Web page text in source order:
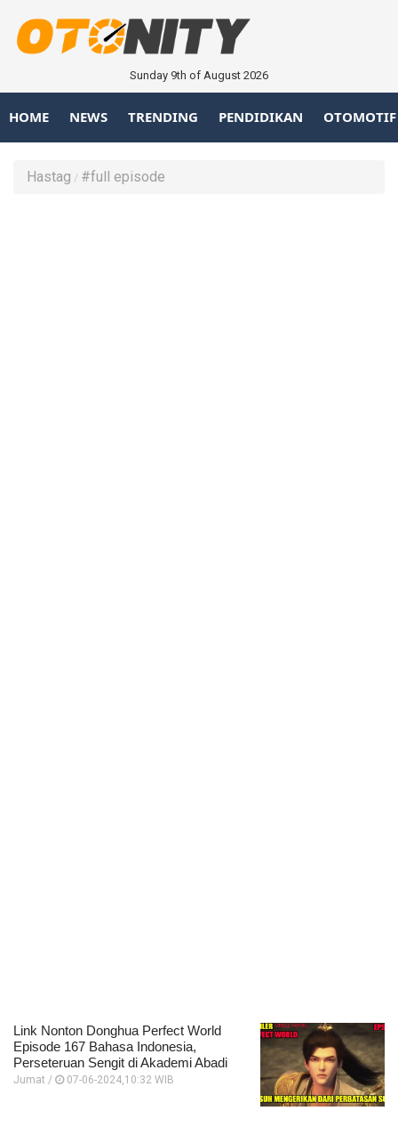
Sunday 9th of August 2026
HOME NEWS TRENDING PENDIDIKAN OTOMOTIF
Hastag #full episode
Link Nonton Donghua Perfect World
Episode 167 Bahasa Indonesia,
Perseteruan Sengit di Akademi Abadi
Jumat / 07-06-2024,10:32 WIB